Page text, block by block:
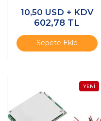
10,50 USD + KDV
602,78 TL
Sepete Ekle